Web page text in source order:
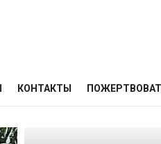
КОНТАКТЫ